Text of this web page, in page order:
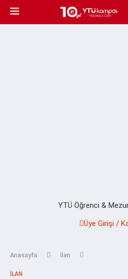
YTÜ Öğrenci &
Üye Girişi /
Anasayfa İlan
İLAN